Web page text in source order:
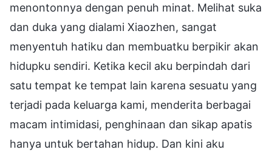
menontonnya dengan penuh minat. Melihat suka
dan duka yang dialami Xiaozhen, sangat
menyentuh hatiku dan membuatku berpikir akan
hidupku sendiri. Ketika kecil aku berpindah dari
satu tempat ke tempat lain karena sesuatu yang
terjadi pada keluarga kami, menderita berbagai
macam intimidasi, penghinaan dan sikap apatis
hanya untuk bertahan hidup. Dan kini aku